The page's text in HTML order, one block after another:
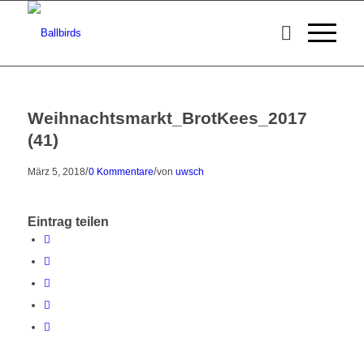
Weihnachtsmarkt_BrotKees_2017
(41)
März 5, 2018/0 Kommentare/von uwsch
Eintrag teilen